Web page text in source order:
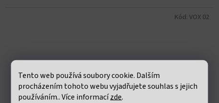
Tento web používá soubory cookie. Dalším
procházením tohoto webu vyjadřujete souhlas s jejich
používáním.. Více informacízde.
Kód: VOX 02